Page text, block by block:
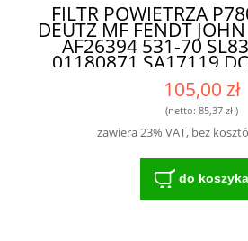
FILTR POWIETRZA
DEUTZ MF FENDT
AF26394 531-70
01180871 SA17119
WYTRZYMAŁY FILTR
ROLNICZEGO
105,00 zł
(netto: 85,37 zł)
zawiera 23% VAT, bez
do koszyka